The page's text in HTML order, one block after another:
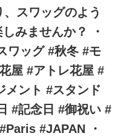
スワッグのよう
みませんか？ ・
ワッグ #秋冬 #モ
屋 #アトレ花屋 #
メント #スタンド
#記念日 #御祝い #
#JAPAN ・